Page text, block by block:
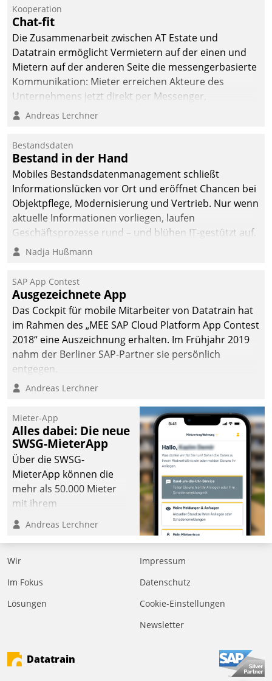
Kooperation
Chat-fit
Die Zusammenarbeit zwischen AT Estate und
Datatrain ermöglicht Vermietern auf der einen und
Mietern auf der anderen Seite die messengerbasierte
Kommunikation: Mieter erreichen Akteure des
Unternehmens jetzt direkt per Messenger,
Mitarbeiter oder Dienstleister empfangen oder
Andreas Lerchner
Bestandsdaten
Bestand in der Hand
Mobiles Bestandsdatenmanagement schließt
Informationslücken vor Ort und eröffnet Chancen bei
Objektpflege, Modernisierung und Vertrieb. Nur wenn
aktuelle Informationen vorliegen, laufen
Geschäftsprozesse rund – und blühen IT-gestützt auf.
Nadja Hußmann
SAP App Contest
Ausgezeichnete App
Das Cockpit für mobile Mitarbeiter von Datatrain hat
im Rahmen des „MEE SAP Cloud Platform App Contest
2018“ eine Auszeichnung erhalten. Im Frühjahr 2019
nahm der Berliner SAP-Partner sie persönlich
entgegen.
Andreas Lerchner
Mieter-App
Alles dabei: Die neue
SWSG-MieterApp
Über die SWSG-
MieterApp können die
mehr als 50.000 Mieter
mit ihrem
Wohnungsunternehmen
kommunizieren, auf dem
Laufenden bleiben, Daten
einsehen und ändern
oder
abgeben – rund um die
Andreas Lerchner
Wir
Im Fokus
Lösungen
Impressum
Datenschutz
Cookie-Einstellungen
Newsletter
Datatrain